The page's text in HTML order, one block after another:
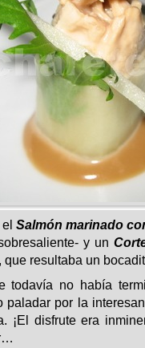
Salmón marinado
y un
, que resultaba un
todavía no había
paladar por la
¡El disfrute era